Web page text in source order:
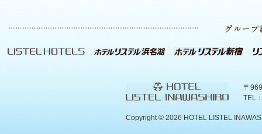
〒
TEL
Copyright © 2026 HOTEL LISTEL